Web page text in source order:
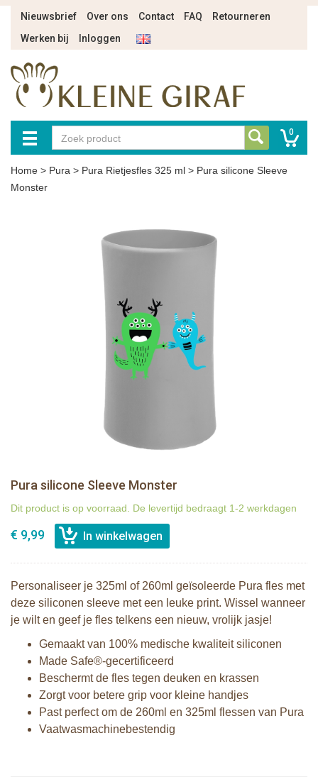
Nieuwsbrief Over ons Contact FAQ
Retourneren
Werken bij
Inloggen
0
Home > Pura > Pura Rietjesfles 325 ml > Pura silicone Sleeve
Monster
Pura silicone Sleeve Monster
Dit product is op voorraad. De levertijd bedraagt 1-2 werkdagen
€ 9,99
Personaliseer je 325ml of 260ml geïsoleerde Pura fles met
deze siliconen sleeve met een leuke print. Wissel wanneer
je wilt en geef je fles telkens een nieuw, vrolijk jasje!
Gemaakt van 100% medische kwaliteit siliconen
Made Safe®-gecertificeerd
Beschermt de fles tegen deuken en krassen
Zorgt voor betere grip voor kleine handjes
Past perfect om de 260ml en 325ml flessen van Pura
Vaatwasmachinebestendig